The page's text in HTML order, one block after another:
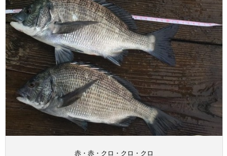
赤・赤・クロ・クロ・クロ